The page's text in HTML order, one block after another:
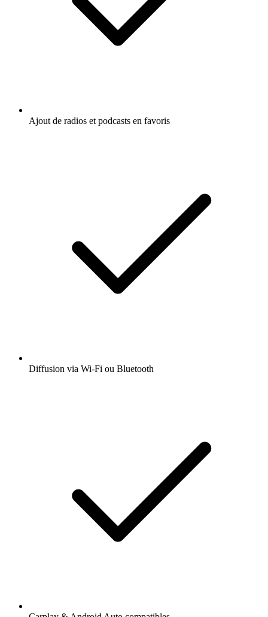
Ajout de radios et podcasts en favoris
Diffusion via Wi-Fi ou Bluetooth